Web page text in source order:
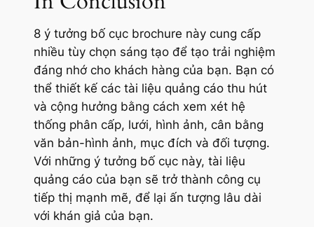
8 ý tưởng bố cục brochure này cung cấp
nhiều tùy chọn sáng tạo để tạo trải nghiệm
đáng nhớ cho khách hàng của bạn. Bạn có
thể thiết kế các tài liệu quảng cáo thu hút
và cộng hưởng bằng cách xem xét hệ
thống phân cấp, lưới, hình ảnh, cân bằng
văn bản-hình ảnh, mục đích và đối tượng.
Với những ý tưởng bố cục này, tài liệu
quảng cáo của bạn sẽ trở thành công cụ
tiếp thị mạnh mẽ, để lại ấn tượng lâu dài
với khán giả của bạn.